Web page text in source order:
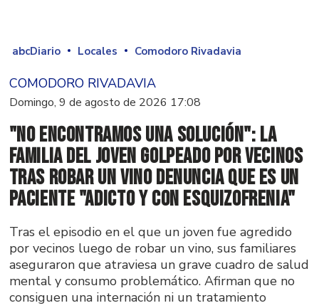
abcDiario Locales Comodoro Rivadavia
COMODORO RIVADAVIA
Domingo, 9 de agosto de 2026 17:08
"No encontramos una solución": La
familia del joven golpeado por vecinos
tras robar un vino denuncia que es un
paciente "adicto y con esquizofrenia"
Tras el episodio en el que un joven fue agredido
por vecinos luego de robar un vino, sus familiares
aseguraron que atraviesa un grave cuadro de salud
mental y consumo problemático. Afirman que no
consiguen una internación ni un tratamiento